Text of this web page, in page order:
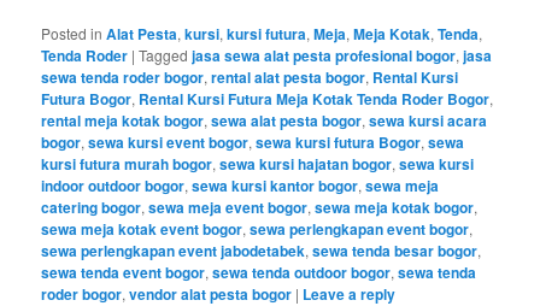
Posted in Alat Pesta,kursi,kursi futura,Meja,Meja Kotak,Tenda,
Tenda Roder |Tagged jasa sewa alat pesta profesional bogor,jasa
sewa tenda roder bogor,rental alat pesta bogor, Rental Kursi
Futura Bogor, Rental Kursi Futura Meja Kotak Tenda Roder Bogor,
rental meja kotak bogor,sewa alat pesta bogor,sewa kursi acara
bogor,sewa kursi event bogor,sewa kursi futura Bogor,sewa
kursi futura murah bogor,sewa kursi hajatan bogor,sewa kursi
indoor outdoor bogor,sewa kursi kantor bogor,sewa meja
catering bogor,sewa meja event bogor,sewa meja kotak bogor,
sewa meja kotak event bogor,sewa perlengkapan event bogor,
sewa perlengkapan event jabodetabek,sewa tenda besar bogor,
sewa tenda event bogor,sewa tenda outdoor bogor,sewa tenda
roder bogor,vendor alat pesta bogor | Leave a reply